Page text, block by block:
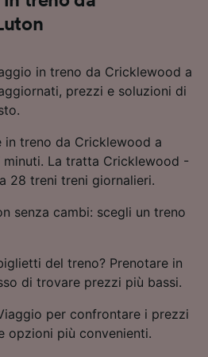
in treno da Cricklewood a
prezzi e soluzioni di
in treno da Cricklewood a
La tratta Cricklewood -
28 treni treni giornalieri.
senza cambi: scegli un treno
del treno? Prenotare in
di trovare prezzi più bassi.
per confrontare i prezzi
opzioni più convenienti.